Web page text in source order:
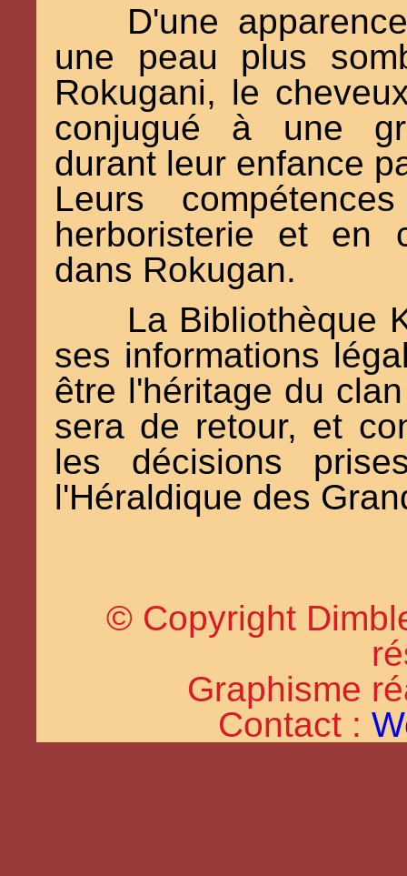
D'une
une peau plus
Rokugani, le
conjugué à une
durant leur enfance
Leurs
herboristerie et en
dans Rokugan.
La Bibliothèque
ses informations
être l'héritage du
sera de retour, et
les décisions
l'Héraldique des
© Copyright
Graphisme
Contact :